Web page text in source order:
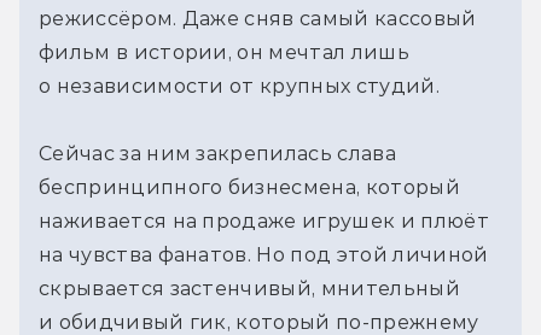
режиссёром. Даже сняв самый кассовый
фильм в истории, он мечтал лишь
о независимости от крупных студий.
Сейчас за ним закрепилась слава
беспринципного бизнесмена, который
наживается на продаже игрушек и плюёт
на чувства фанатов. Но под этой личиной
скрывается застенчивый, мнительный
и обидчивый гик, который по-прежнему